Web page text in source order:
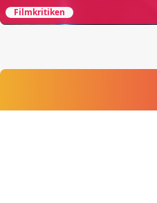
Filmkritiken